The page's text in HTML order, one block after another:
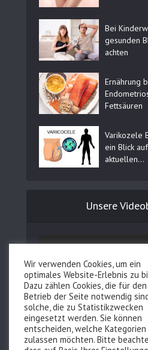
Bei
gesunden
achten
Ernährung
Fettsäuren
Varikozele
ein Blick
aktuellen...
Unsere
In unserem YouTube Kanal
Fertilovit und wie Sie Ihre
Wir verwenden Cookies, um ein
optimales Website-Erlebnis zu
Dazu zählen Cookies, die für den
Betrieb der Seite notwendig
solche, die zu Statistikzwecken
eingesetzt werden. Sie können
entscheiden, welche Kategorien
zulassen möchten. Bitte